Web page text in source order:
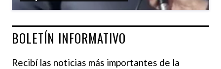
BOLETÍN INFORMATIVO
Recibí las noticias más importantes de la